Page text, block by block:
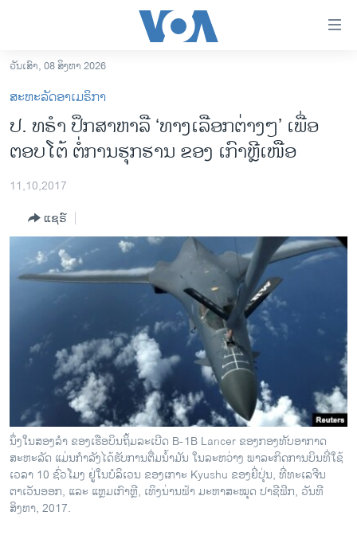
ເຂົ້າ
ຫາ
ຂ້າມ
ຂ້າມ
ຫາ
ອາເມຣິກາ
ການເລືອກຕັ້ງ ປະທານາທີບໍດີ ສະຫະລັດ 2024
ຂ່າວ​ຈີນ
ໂລກ
ເອເຊຍ
ອິດສະຫຼະພາບດ້ານການຂ່າວ
ຊຸມຊົນຊາວລາວ
ວິທະຍາສາດ-ເທັກໂນໂລຈີ
ພາສາອັງກິດ
ວີດີໂອ
ສຽງ
ລາຍການກະຈາຍສຽງ
ວັນເສົາ, 08 ສິງຫາ 2026
ສະຫະລັດອາເມຣິກາ
ປ. ທຣຳ ປຶກສາຫາລື ‘ທາງເລືອກຕ່າງໆ’ ເພື່ອ
ຕອບໂຕ້ ຕໍ່ການຮຸກຮານ ຂອງ ເກົາຫຼີເໜືອ
11,10,2017
ແຊຣ໌
ນຶ່ງໃນສອງລຳ ຂອງເຮືອບິນຖິ້ມລະເບີດ B-1B Lancer ຂອງກອງທັບອາກາດ
ສະຫະລັດ ແມ່ນກຳລັງໄດ້ຮັບການຕື່ມນ້ຳມັນ ໃນລະຫວ່າງ ພາລະກິດການບິນທີ່ໃຊ້
ເວລາ 10 ຊົ່ວໂມງ ຢູ່ໃນບໍລິເວນ ຂອງເກາະ Kyushu ຂອງຍີ່ປຸ່ນ, ທີ່ທະເລຈີນ
ຕາເວັນອອກ, ແລະ ແຫຼມເກົາຫຼີ, ເທິງນ່ານຟ້າ ມະຫາສະໝຸດ ປາຊີຟິກ, ວັນທີ
ສິງຫາ, 2017.